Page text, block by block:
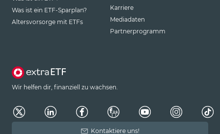
Was ist ein ETF-Sparplan?
Altersvorsorge mit ETFs
Karriere
Mediadaten
Partnerprogramm
Wir helfen dir, finanziell zu wachsen.
Kontaktiere uns!